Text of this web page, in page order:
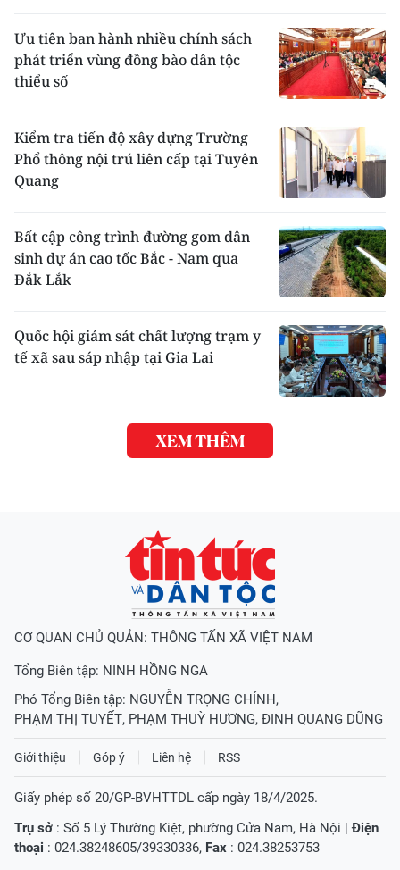
Ưu tiên ban hành nhiều chính sách
phát triển vùng đồng bào dân tộc
thiểu số
Kiểm tra tiến độ xây dựng Trường
Phổ thông nội trú liên cấp tại Tuyên
Quang
Bất cập công trình đường gom dân
sinh dự án cao tốc Bắc - Nam qua
Đắk Lắk
Quốc hội giám sát chất lượng trạm y
tế xã sau sáp nhập tại Gia Lai
XEM THÊM
CƠ QUAN CHỦ QUẢN: THÔNG TẤN XÃ VIỆT NAM
Tổng Biên tập: NINH HỒNG NGA
Phó Tổng Biên tập: NGUYỄN TRỌNG CHÍNH ,
PHẠM THỊ TUYẾT, PHẠM THUỲ HƯƠNG, ĐINH QUANG DŨNG
Giới thiệu Góp ý Liên hệ RSS
Giấy phép số 20/GP-BVHTTDL cấp ngày 18/4/2025.
Trụ sở : Số 5 Lý Thường Kiệt, phường Cửa Nam, Hà Nội |Điện
thoại : 024.38248605/39330336, Fax : 024.38253753